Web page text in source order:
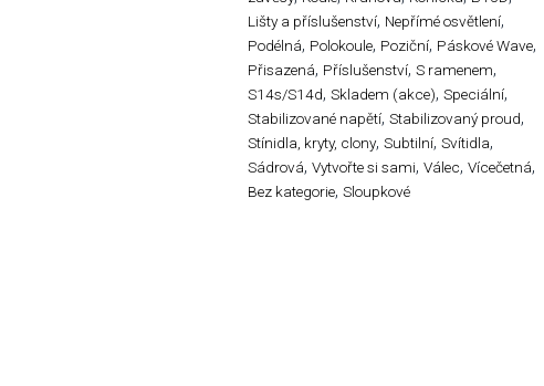
Lišty a příslušenství, Nepřímé osvětlení,
Podélná, Polokoule, Poziční, Páskové Wave,
Přisazená, Příslušenství,S ramenem,
S14s/S14d,Skladem (akce),Speciální,
Stabilizované napětí,Stabilizovaný proud,
Stínidla, kryty, clony,Subtilní,Svítidla,
Sádrová,Vytvořte si sami,Válec,Vícečetná,
Bez kategorie,Sloupkové